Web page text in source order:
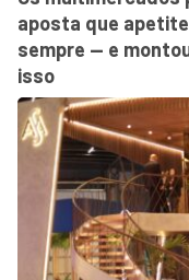
aposta que
sempre — e
isso